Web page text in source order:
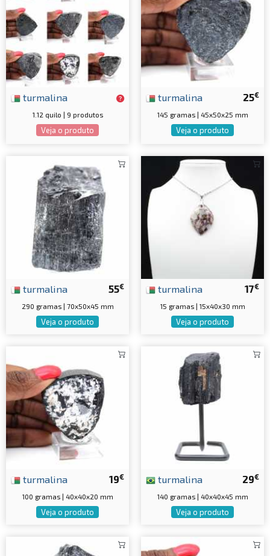
turmalina
1.12 quilo | 9 produtos
Veja o produto
25€
turmalina
145 gramas | 45x50x25 mm
Veja o produto
55€
turmalina
290 gramas | 70x50x45 mm
Veja o produto
17€
turmalina
15 gramas | 15x40x30 mm
Veja o produto
19€
turmalina
100 gramas | 40x40x20 mm
Veja o produto
29€
turmalina
140 gramas | 40x40x45 mm
Veja o produto